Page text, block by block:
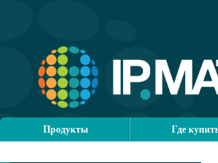
Продукты Где